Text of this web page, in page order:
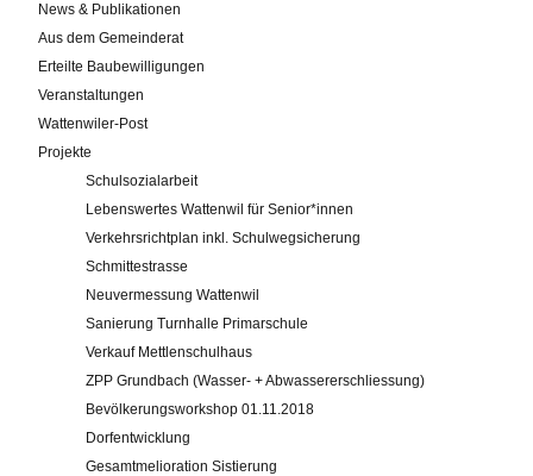
Verwaltung
Online-Service
Impressum
News & Publikationen
Aus dem Gemeinderat
Erteilte Baubewilligungen
Veranstaltungen
Wattenwiler-Post
Projekte
Schulsozialarbeit
Lebenswertes Wattenwil für Senior*innen
Verkehrsrichtplan inkl. Schulwegsicherung
Schmittestrasse
Neuvermessung Wattenwil
Sanierung Turnhalle Primarschule
Verkauf Mettlenschulhaus
ZPP Grundbach (Wasser- + Abwassererschliessung)
Bevölkerungsworkshop 01.11.2018
Dorfentwicklung
Gesamtmelioration Sistierung